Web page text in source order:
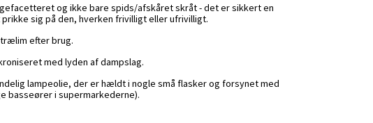
og ikke bare spids/afskåret skråt - det er sikkert en
sig på den, hverken frivilligt eller ufrivilligt.
efter brug.
med lyden af dampslag.
lampeolie, der er hældt i nogle små flasker og forsynet med
basseører i supermarkederne).